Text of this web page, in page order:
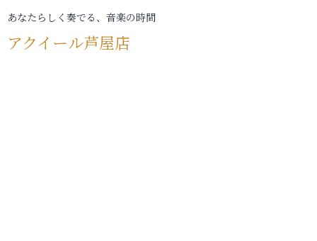
あなたらしく奏でる、音楽の時間
アクイール芦屋店